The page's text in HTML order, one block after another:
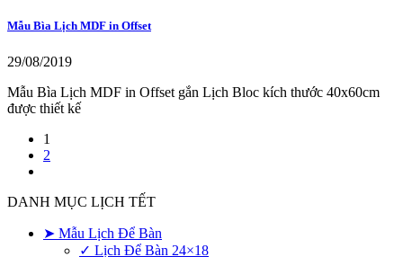
Mẫu Bìa Lịch MDF in Offset
29/08/2019
Mẫu Bìa Lịch MDF in Offset gắn Lịch Bloc kích thước 40x60cm
được thiết kế
1
2
DANH MỤC LỊCH TẾT
➤ Mẫu Lịch Để Bàn
✓ Lịch Để Bàn 24×18